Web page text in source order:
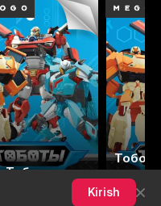
Kirish
Тоботы
8.5 6.2